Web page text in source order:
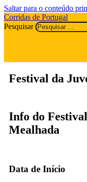
Saltar para o conteúdo
Corridas de Portugal
Pesquisar
Festival da
Info do
Mealhada
Data de Início